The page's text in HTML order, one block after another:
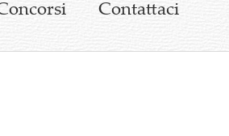
Contattaci